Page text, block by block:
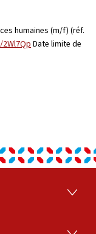
humaines (m/f) (réf.
Date limite de